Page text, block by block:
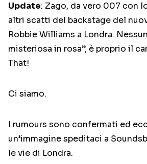
Update: Zago, da vero 007 con
altri scatti del backstage del
Robbie Williams a Londra.
misteriosa in rosa”, è proprio il
That!
Ci siamo.
I rumours sono confermati ed
un’immagine speditaci a
le vie di Londra.